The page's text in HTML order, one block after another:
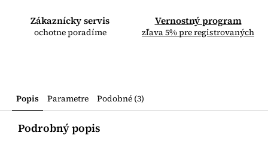
Zákaznícky servis
ochotne poradíme
Vernostný program
zľava 5% pre registrovaných
Popis Parametre Podobné (3)
Podrobný popis